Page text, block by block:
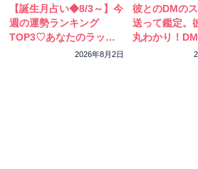
【誕生月占い◆8/3～】今
週の運勢ランキング
TOP3♡あなたのラッキ
ーカラーをチェック！
2026年8月2日
彼とのDMの
送って鑑定。
丸わかり！
特別鑑定をス